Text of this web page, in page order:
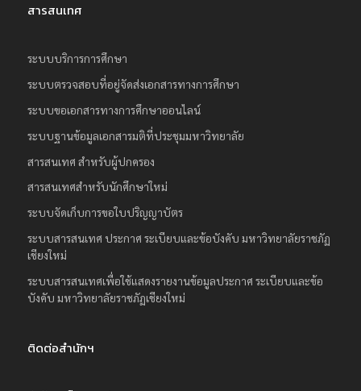
สารสนเทศ
ระบบบริการการศึกษา
ระบบตรวจสอบที่อยู่จัดส่งเอกสารทางการศึกษา
ระบบขอเอกสารทางการศึกษาออนไลน์
ระบบฐานข้อมูลเอกสารมติที่ประชุมมหาวิทยาลัย
สารสนเทศ สำหรับผู้ปกครอง
สารสนเทศสำหรับนักศึกษาใหม่
ระบบจัดเก็บการขอใบปริญญาบัตร
ระบบสารสนเทศ ประกาศ ระเบียบและข้อบังคับ มหาวิทยาลัยราชภัฏ
เชียงใหม่
ระบบสารสนเทศเพื่อใช้แสดงรายงานข้อมูลประกาศ ระเบียบและข้อ
บังคับ มหาวิทยาลัยราชภัฏเชียงใหม่
ติดต่อสำนักฯ